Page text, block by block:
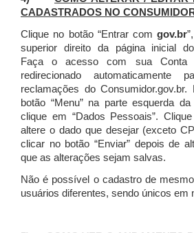
CADASTRADOS NO
Clique no botão “Entrar comgov.br
superior direito da página inicial do
Faça o acesso com sua Conta
redirecionado
reclamações do Consumidor.gov.br.
botão “Menu” na parte esquerda
clique em “Dados Pessoais”.
altere o dado que desejar (exceto
clicar no botão “Enviar” depois de
que as alterações sejam salvas.
Não é possível o cadastro de
usuários diferentes, sendo únicos em